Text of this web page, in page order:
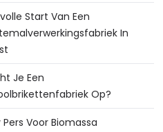
Start Van Een
In
Je Een
Op?
Pers Voor Biomassa